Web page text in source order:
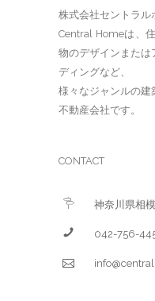
株式会社セントラル
Central Homeは、
物のデザインまたは
ディングなど、
様々なジャンルの
不動産会社です。
CONTACT
神奈川県相
042-756-